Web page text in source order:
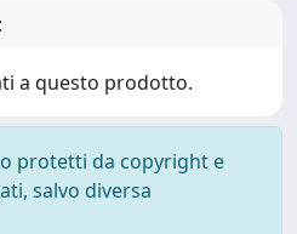
a questo prodotto.
protetti da copyright e
salvo diversa